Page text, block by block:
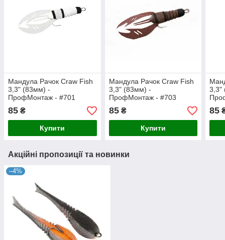
Мандула Рачок Craw Fish
3,3" (83мм) -
ПрофМонтаж - #701
85 ₴
Купити
Мандула Рачок Craw Fish
3,3" (83мм) -
ПрофМонтаж - #703
85₴
Купити
3,3"
85
Акційні пропозиції та новинки
–4%